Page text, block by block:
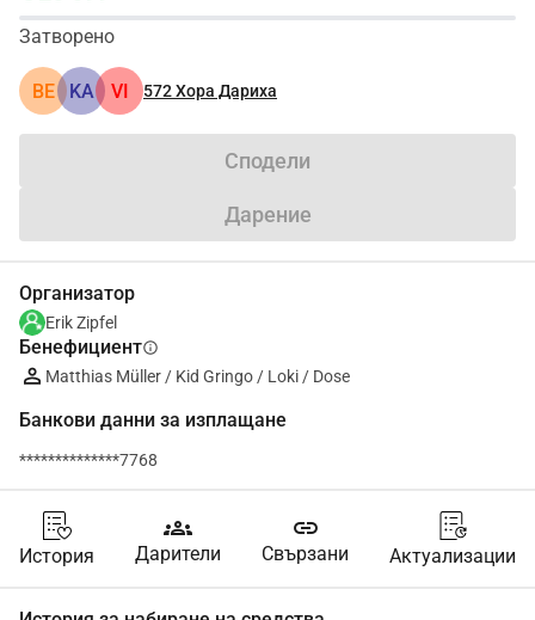
Затворено
BE KA VI 572Хора Дариха
Сподели
Дарение
Организатор
Erik Zipfel
Бенефициентinfo
Matthias Müller / Kid Gringo / Loki / Dose
Банкови данни за изплащане
**************7768
История
groups
Дарители
link
Свързани Актуализации